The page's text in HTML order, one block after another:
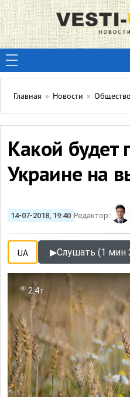
Главная » Новости » Общество
Какой будет
Украине на
14-07-2018, 19:40 Редактор:
UA ▶Слушать (1 мин
2.4т